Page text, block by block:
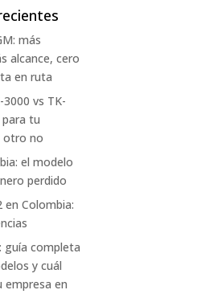
más
alcance, cero
en ruta
vs TK-
para tu
otro no
el modelo
perdido
Colombia:
guía completa
y cuál
empresa en